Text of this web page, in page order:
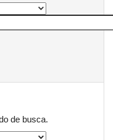
de busca.